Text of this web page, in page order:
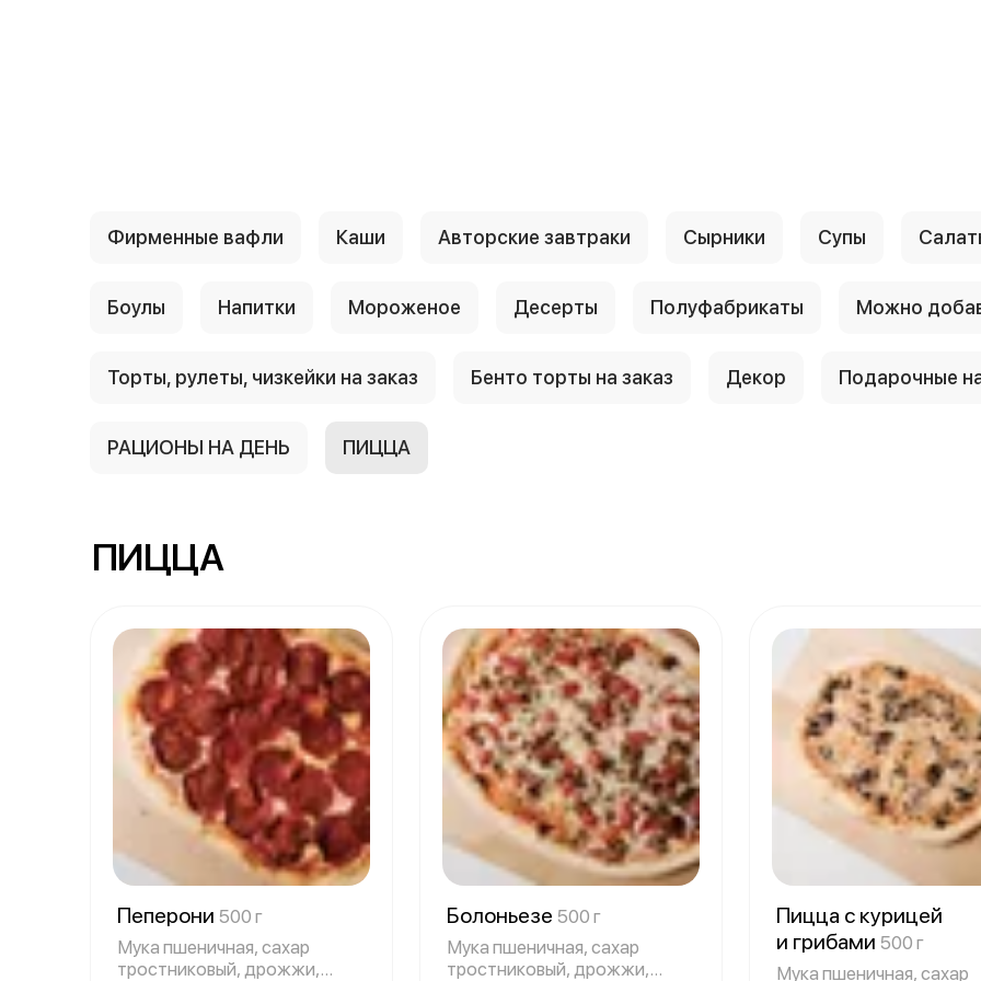
Фирменные вафли Каши Авторские завтраки Сырники Супы
Боулы Напитки Мороженое Десерты Полуфабрикаты Можно
Торты, рулеты, чизкейки на заказ Бенто торты на заказ Декор Подарочные
РАЦИОНЫ НА ДЕНЬ ПИЦЦА
ПИЦЦА
Пеперони 500 г
Мука пшеничная, сахар
тростниковый, дрожжи,
Болоньезе 500 г
Мука пшеничная, сахар
тростниковый, дрожжи,
Пицца с курицей
и грибами 500 г
Мука пшеничная, сахар